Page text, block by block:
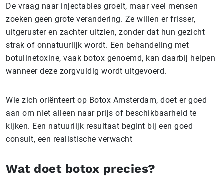
De vraag naar injectables groeit, maar veel mensen
zoeken geen grote verandering. Ze willen er frisser,
uitgeruster en zachter uitzien, zonder dat hun gezicht
strak of onnatuurlijk wordt. Een behandeling met
botulinetoxine, vaak botox genoemd, kan daarbij helpen
wanneer deze zorgvuldig wordt uitgevoerd.
Wie zich oriënteert op Botox Amsterdam, doet er goed
aan om niet alleen naar prijs of beschikbaarheid te
kijken. Een natuurlijk resultaat begint bij een goed
consult, een realistische verwacht
Wat doet botox precies?